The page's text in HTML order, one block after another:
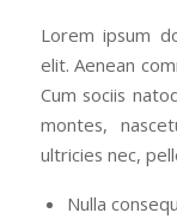
Lorem ipsum
elit. Aenean
Cum sociis
montes,
ultricies nec,
Nulla